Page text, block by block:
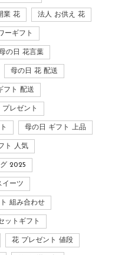
業 花 法人 お供え 花
ーギフト
の日 花言葉
母の日 花 配送
フト 配送
レゼント
母の日 ギフト 上品
ト 人気
2025
イーツ
組み合わせ
ットギフト
花 プレゼント 値段